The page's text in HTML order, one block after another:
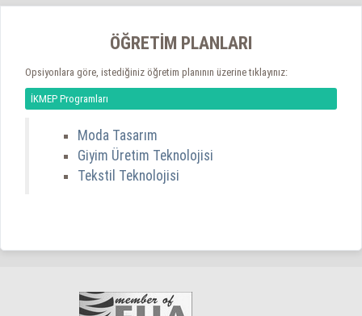
ÖĞRETİM PLANLARI
Opsiyonlara göre, istediğiniz öğretim planının üzerine tıklayınız:
İKMEP Programları
Moda Tasarım
Giyim Üretim Teknolojisi
Tekstil Teknolojisi